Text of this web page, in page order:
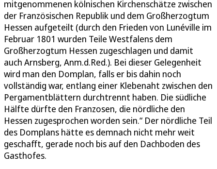
mitgenommenen kölnischen Kirchenschätze zwischen
der Französischen Republik und dem Großherzogtum
Hessen aufgeteilt (durch den Frieden von Lunéville im
Februar 1801 wurden Teile Westfalens dem
Großherzogtum Hessen zugeschlagen und damit
auch Arnsberg, Anm.d.Red.). Bei dieser Gelegenheit
wird man den Domplan, falls er bis dahin noch
vollständig war, entlang einer Klebenaht zwischen den
Pergamentblättern durchtrennt haben. Die südliche
Hälfte dürfte den Franzosen, die nördliche den
Hessen zugesprochen worden sein.“ Der nördliche Teil
des Domplans hätte es demnach nicht mehr weit
geschafft, gerade noch bis auf den Dachboden des
Gasthofes.